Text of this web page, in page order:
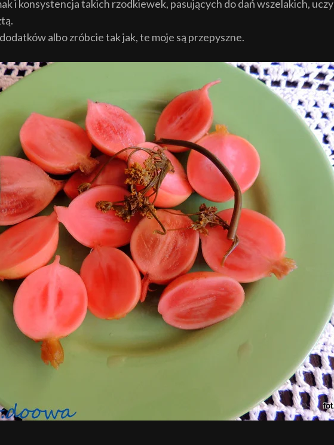
i konsystencja takich rzodkiewek, pasujących do dań wszelakich,
albo zróbcie tak jak, te moje są przepyszne.